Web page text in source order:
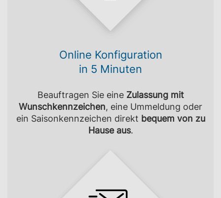
Online Konfiguration
in 5 Minuten
Beauftragen Sie eine Zulassung mit
Wunschkennzeichen, eine Ummeldung oder
ein Saisonkennzeichen direkt bequem von zu
Hause aus.